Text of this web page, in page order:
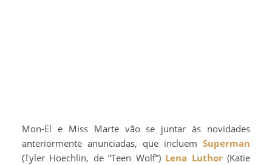
Mon-El e Miss Marte vão se juntar às novidades
anteriormente anunciadas, que incluem Superman
(Tyler Hoechlin, de “Teen Wolf”) Lena Luthor(Katie